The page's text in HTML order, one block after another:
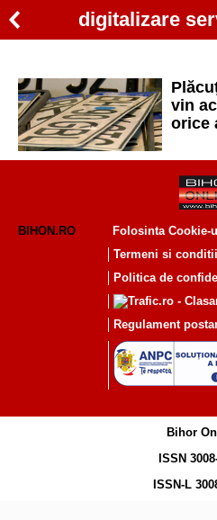
digitalizare
vin
orice
BIHON.RO
Folosinta Cookie-
Termeni si
Politica de
Regulament
Bihor
ISSN
ISSN-L